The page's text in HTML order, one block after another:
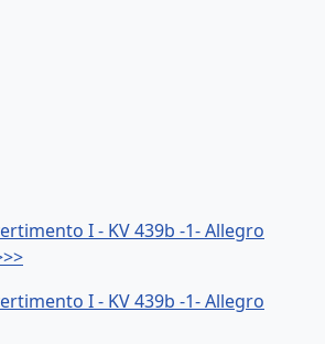
I - KV 439b -1- Allegro
I - KV 439b -1- Allegro